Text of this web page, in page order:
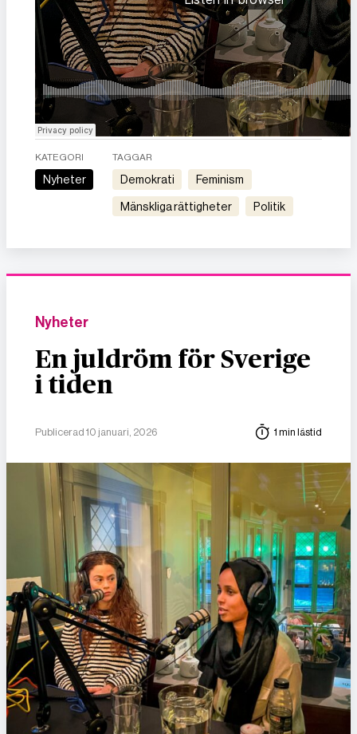
KATEGORI
Nyheter
TAGGAR
demokrati feminism
mänskliga rättigheter politik
Nyheter
En juldröm för Sverige
i tiden
Publicerad 10 januari, 2026 1 min lästid